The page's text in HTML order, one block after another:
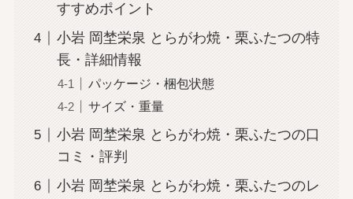
すすめポイント
小岩 岡埜栄泉 とらがわ焼・栗ふたつの特
長・詳細情報
パッケージ・梱包状態
サイズ・重量
小岩 岡埜栄泉 とらがわ焼・栗ふたつの口
コミ・評判
小岩 岡埜栄泉 とらがわ焼・栗ふたつのレ